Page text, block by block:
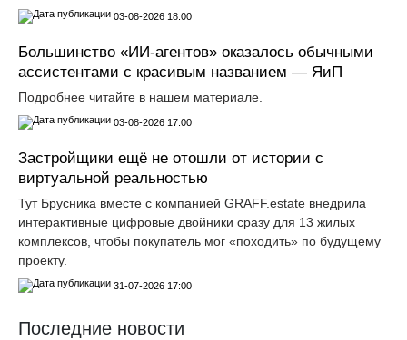
03-08-2026 18:00
Большинство «ИИ-агентов» оказалось обычными
ассистентами с красивым названием — ЯиП
Подробнее читайте в нашем материале.
03-08-2026 17:00
Застройщики ещё не отошли от истории с
виртуальной реальностью
Тут Брусника вместе с компанией GRАFF.еstate внедрила
интерактивные цифровые двойники сразу для 13 жилых
комплексов, чтобы покупатель мог «походить» по будущему
проекту.
31-07-2026 17:00
Последние новости